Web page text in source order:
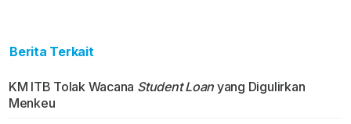
Berita Terkait
KM ITB Tolak Wacana Student Loan yang Digulirkan
Menkeu